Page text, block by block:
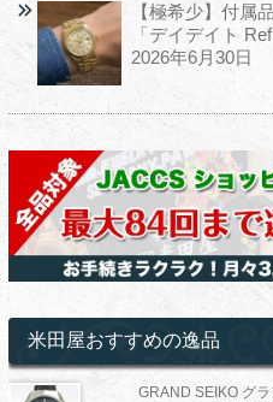
【極希少】付属
「デイデイト
2026年6月30日
米田屋おすすめの逸品
GRAND SEIKO グ